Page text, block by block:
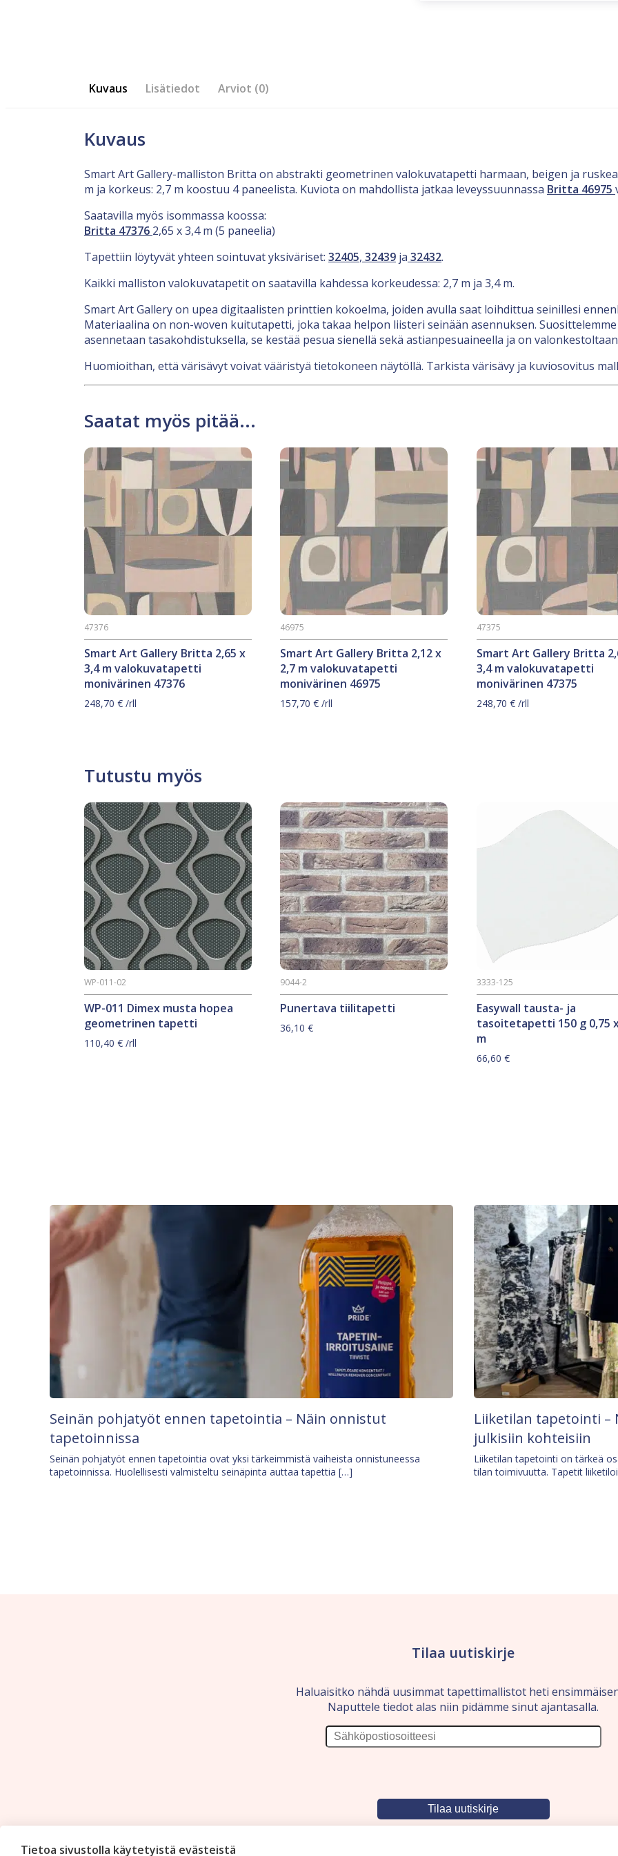
Tietoa sivustolla käytetyistä evästeistä
Kuvaus Lisätiedot Arviot (0)
Kuvaus
Smart Art Gallery-malliston Britta on abstrakti geometrinen valokuvatapetti harmaan, beigen ja
m ja korkeus: 2,7 m koostuu 4 paneelista. Kuviota on mahdollista jatkaa leveyssuunnassa Britta 46975
Saatavilla myös isommassa koossa:
Britta 47376 2,65 x 3,4 m (5 paneelia)
Tapettiin löytyvät yhteen sointuvat yksiväriset: 32405, 32439 ja 32432.
Kaikki malliston valokuvatapetit on saatavilla kahdessa korkeudessa: 2,7 m ja 3,4 m.
Smart Art Gallery on upea digitaalisten printtien kokoelma, joiden avulla saat loihdittua seinillesi
Materiaalina on non-woven kuitutapetti, joka takaa helpon liisteri seinään asennuksen.
asennetaan tasakohdistuksella, se kestää pesua sienellä sekä astianpesuaineella ja on
Huomioithan, että värisävyt voivat vääristyä tietokoneen näytöllä. Tarkista värisävy ja kuviosovitus
Saatat myös pitää...
Smart Art Gallery Britta 2,65 x
3,4 m valokuvatapetti
monivärinen 47376
47376
248,70 € /rll
Smart Art Gallery Britta 2,12 x
2,7 m valokuvatapetti
monivärinen 46975
46975
157,70€ /rll
Smart Art Gallery Britta
3,4 m valokuvatapetti
monivärinen 47375
47375
248,70 €/rll
Tutustu myös
WP-011 Dimex musta hopea
geometrinen tapetti
WP-011-02
110,40 € /rll
Punertava tiilitapetti
9044-2
36,10€
Easywall tausta- ja
tasoitetapetti 150 g 0,75
m
3333-125
66,60 €
Seinän pohjatyöt ennen tapetointia – Näin onnistut
tapetoinnissa
Seinän pohjatyöt ennen tapetointia ovat yksi tärkeimmistä vaiheista onnistuneessa
tapetoinnissa. Huolellisesti valmisteltu seinäpinta auttaa tapettia […]
Liiketilan tapetointi –
julkisiin kohteisiin
Liiketilan tapetointi on tärkeä
tilan toimivuutta. Tapetit
Tilaa uutiskirje
Haluaisitko nähdä uusimmat tapettimallistot heti
Naputtele tiedot alas niin pidämme sinut ajantasalla.